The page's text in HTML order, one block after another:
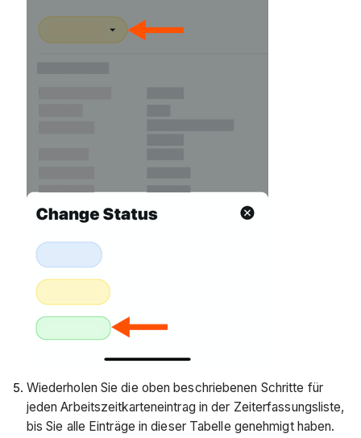
Wiederholen Sie die oben beschriebenen Schritte für
jeden Arbeitszeitkarteneintrag in der Zeiterfassungsliste,
bis Sie alle Einträge in dieser Tabelle genehmigt haben.